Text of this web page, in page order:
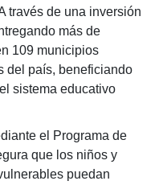
través de una inversión
más de
109 municipios
del país, beneficiando
sistema educativo
el Programa de
que los niños y
puedan